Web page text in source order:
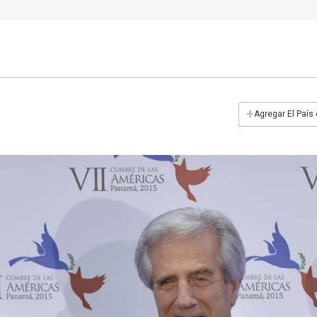
+Agregar El País